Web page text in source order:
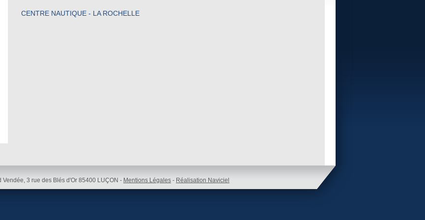
CENTRE NAUTIQUE - LA ROCHELLE
Vendée, 3 rue des Blés d'Or 85400 LUÇON - Mentions Légales - Réalisation Naviciel